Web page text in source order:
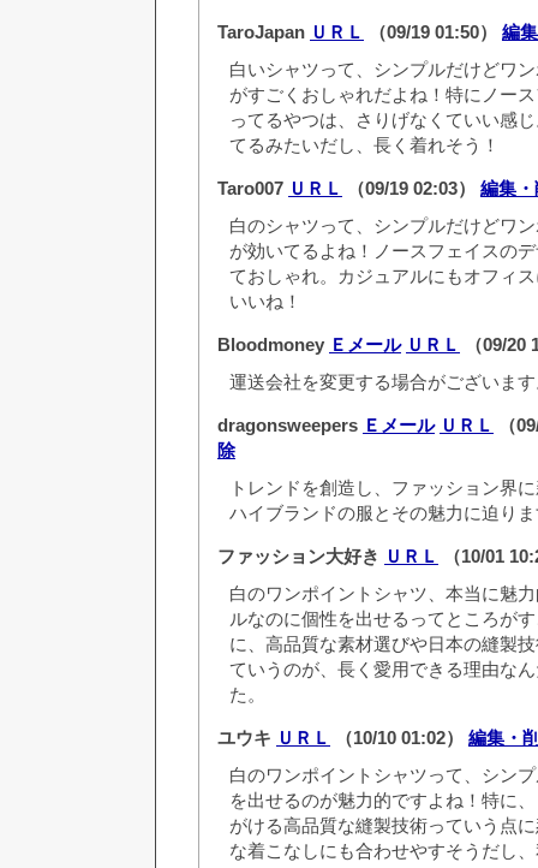
TaroJapan ＵＲＬ （09/19 01:50） 編
白いシャツって、シンプルだけどワ
がすごくおしゃれだよね！特にノー
ってるやつは、さりげなくていい感
てるみたいだし、長く着れそう！
Taro007 ＵＲＬ （09/19 02:03） 編集
白のシャツって、シンプルだけどワ
が効いてるよね！ノースフェイスの
ておしゃれ。カジュアルにもオフィ
いいね！
Bloodmoney Ｅメール ＵＲＬ
（09/20
運送会社を変更する場合がございま
dragonsweepers Ｅメール ＵＲＬ
（
除
トレンドを創造し、ファッション界
ハイブランドの服とその魅力に迫り
ファッション大好き ＵＲＬ
（10/01
白のワンポイントシャツ、本当に魅
ルなのに個性を出せるってところが
に、高品質な素材選びや日本の縫製
ていうのが、長く愛用できる理由な
た。
ユウキ ＵＲＬ （10/10 01:02） 編集・
白のワンポイントシャツって、シン
を出せるのが魅力的ですよね！特に
がける高品質な縫製技術っていう点
な着こなしにも合わせやすそうだし